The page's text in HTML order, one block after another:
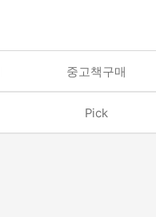
중고책구매
Pick